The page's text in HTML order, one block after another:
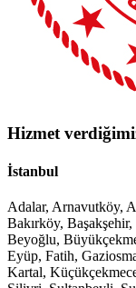
Hizmet
İstanbul
Adalar, Arnavutköy,
Bakırköy,
Beyoğlu,
Eyüp, Fatih,
Kartal,